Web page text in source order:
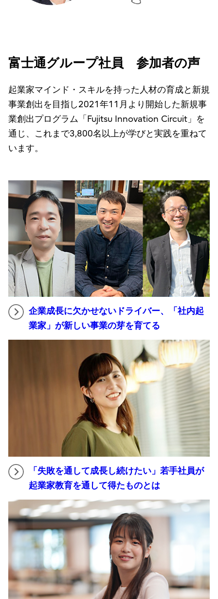
富士通グループ社員 参加者の声
起業家マインド・スキルを持った人材の育成と新規
事業創出を目指し2021年11月より開始した新規事
業創出プログラム「Fujitsu Innovation Circuit」を
通じ、これまで3,800名以上が学びと実践を重ねて
います。
企業成長に欠かせないドライバー、「社内起
業家」が新しい事業の芽を育てる
「失敗を通して成長し続けたい」若手社員が
起業家教育を通して得たものとは